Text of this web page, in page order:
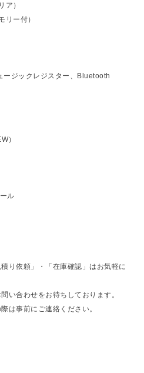
ア）
リー付）
ージックレジスター、Bluetooth
）
ル
り依頼」・「在庫確認」はお気軽に
い合わせをお待ちしております。
は事前にご連絡ください。